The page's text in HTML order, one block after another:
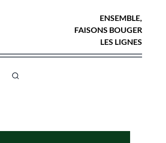
ENSEMBLE,
FAISONS BOUGER
LES LIGNES